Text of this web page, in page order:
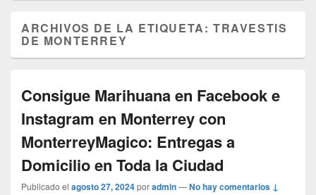
ARCHIVOS DE LA ETIQUETA:TRAVESTIS
DE MONTERREY
Consigue Marihuana en Facebook e
Instagram en Monterrey con
MonterreyMagico: Entregas a
Domicilio en Toda la Ciudad
Publicado el agosto 27, 2024poradmin—No hay comentarios ↓